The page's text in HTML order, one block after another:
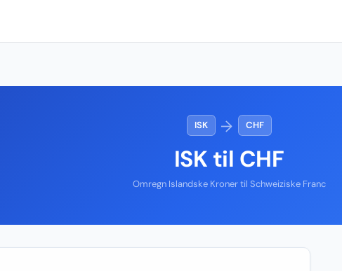
ISK → CHF
ISK til CHF
Omregn Islandske Kroner til Schweiziske Franc